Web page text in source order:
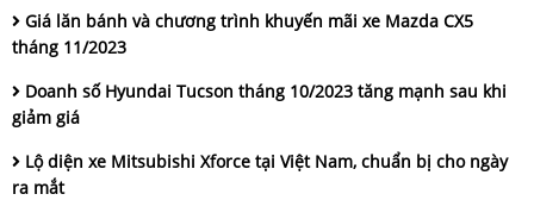
Giá lăn bánh và chương trình khuyến mãi xe Mazda CX5
tháng 11/2023
Doanh số Hyundai Tucson tháng 10/2023 tăng mạnh sau khi
giảm giá
Lộ diện xe Mitsubishi Xforce tại Việt Nam, chuẩn bị cho ngày
ra mắt